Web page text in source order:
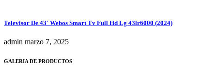
Televisor De 43′ Webos Smart Tv Full Hd Lg 43lr6000 (2024)
admin marzo 7, 2025
GALERIA DE PRODUCTOS